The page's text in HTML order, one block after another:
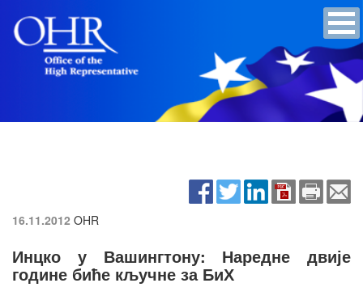
16.11.2012 OHR
Инцко у Вашингтону: Наредне двије
године биће кључне за БиХ